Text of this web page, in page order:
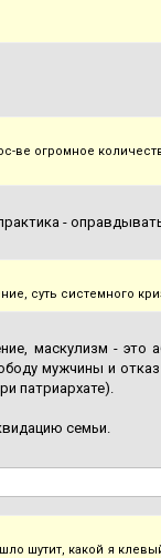
ве огромное
-
суть системного
маскулизм - это
мужчины и
патриархате).
семьи.
шутит, какой я